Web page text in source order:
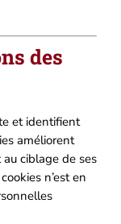
des
et identifient
améliorent
au ciblage de ses
n’est en